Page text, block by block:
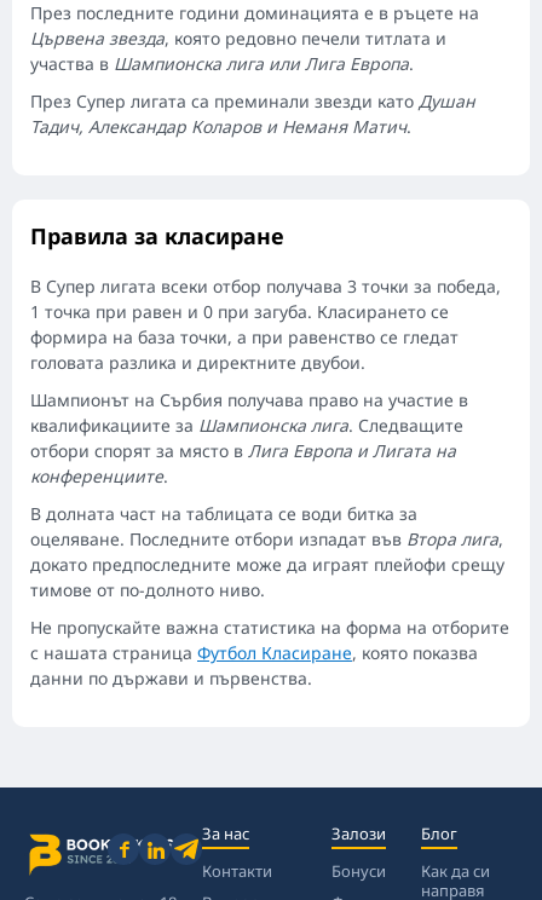
През последните години доминацията е в ръцете на
Цървена звезда, която редовно печели титлата и
участва в Шампионска лига или Лига Европа.
През Супер лигата са преминали звезди като Душан
Тадич, Александар Коларов и Неманя Матич.
Правила за класиране
В Супер лигата всеки отбор получава 3 точки за победа,
1 точка при равен и 0 при загуба. Класирането се
формира на база точки, а при равенство се гледат
головата разлика и директните двубои.
Шампионът на Сърбия получава право на участие в
квалификациите за Шампионска лига. Следващите
отбори спорят за място в Лига Европа и Лигата на
конференциите.
В долната част на таблицата се води битка за
оцеляване. Последните отбори изпадат във Втора лига,
докато предпоследните може да играят плейофи срещу
тимове от по-долното ниво.
Не пропускайте важна статистика на форма на отборите
с нашата страница Футбол Класиране, която показва
данни по държави и първенства.
За нас
Контакти
Залози
Бонуси
Блог
Как да си
направя